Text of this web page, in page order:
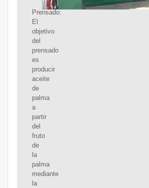
Prensado:
El
objetivo
del
prensado
es
producir
aceite
de
palma
a
partir
del
fruto
de
la
palma
mediante
la